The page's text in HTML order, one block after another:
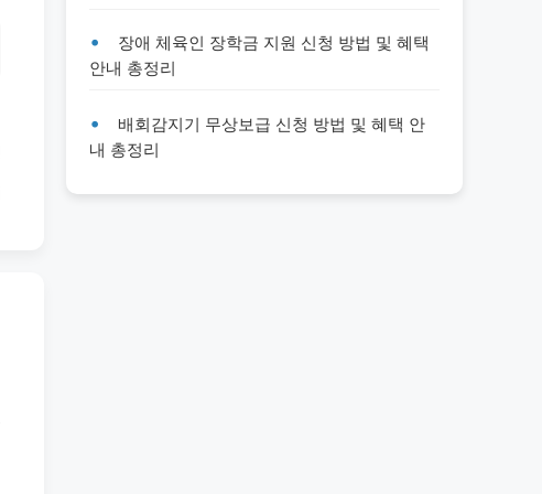
장애 체육인 장학금 지원 신청 방법 및 혜택
안내 총정리
배회감지기 무상보급 신청 방법 및 혜택 안
내 총정리